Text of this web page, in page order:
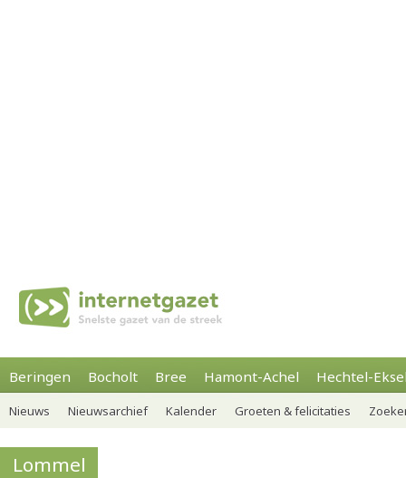
Beringen Bocholt Bree Hamont-Achel Hechtel-
Nieuws Nieuwsarchief Kalender Groeten & felicitaties
Lommel